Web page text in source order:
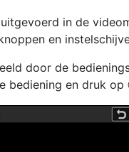
in de
en
door de
bediening en druk op